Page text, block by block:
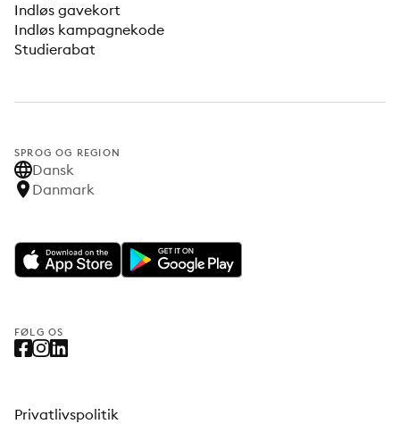
Indløs gavekort
Indløs kampagnekode
Studierabat
SPROG OG REGION
Dansk
Danmark
FØLG OS
Privatlivspolitik